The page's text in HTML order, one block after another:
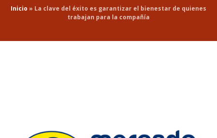
Inicio » La clave del éxito es garantizar el bienestar de quienes
trabajan para la compañía